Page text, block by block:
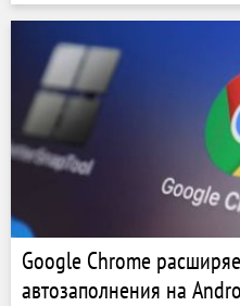
Google Chrome
автозаполнения на